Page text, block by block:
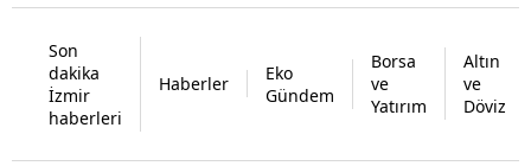
Son
dakika
İzmir
haberleri
Haberler
Eko
Gündem
Borsa
ve
Yatırım
Altın
ve
Döviz